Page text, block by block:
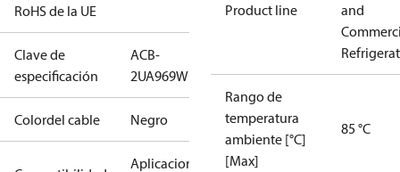
RoHS de la UE
Clave de
especificación
ACB-
2UA969W
Colordel cable Negro
Aplicaciones
Product line
and
Rango de
temperatura
ambiente [°C]
[Max]
85 °C